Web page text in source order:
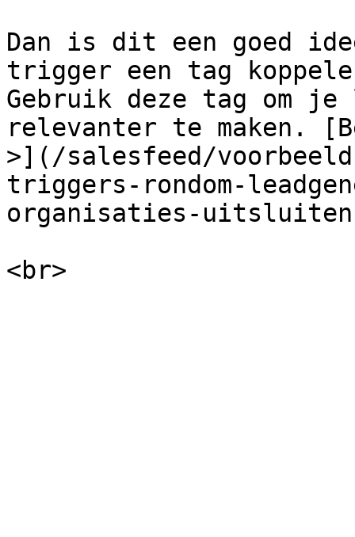
Dan is dit een goed
trigger een tag
Gebruik deze tag om
relevanter te maken.
>](/salesfeed/
triggers-rondom-
organisaties-